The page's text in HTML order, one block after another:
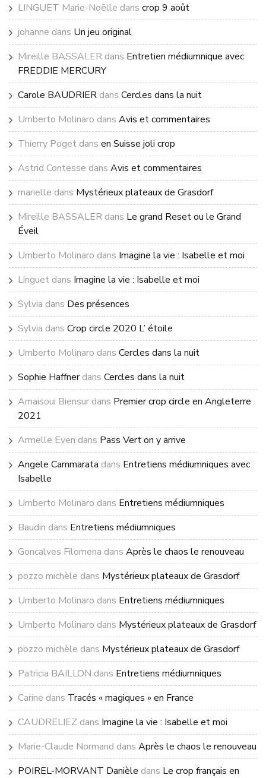
LINGUET Marie-Noëlle dans crop 9 août
johanne dans Un jeu original
Mireille BASSALER dans Entretien médiumnique avec
FREDDIE MERCURY
Carole BAUDRIER dans Cercles dans la nuit
Umberto Molinaro dans Avis et commentaires
Thierry Poget dans en Suisse joli crop
Astrid Contesse dans Avis et commentaires
marielle dans Mystérieux plateaux de Grasdorf
Mireille BASSALER dans Le grand Reset ou le Grand
Éveil
Umberto Molinaro dans Imagine la vie : Isabelle et moi
Linguet dans Imagine la vie : Isabelle et moi
Sylvia dans Des présences
Sylvia dans Crop circle 2020 L’ étoile
Umberto Molinaro dans Cercles dans la nuit
Sophie Haffnerdans Cercles dans la nuit
Amaisoui Biensur dans Premier crop circle en Angleterre
2021
Armelle Even dans Pass Vert on y arrive
Angele Cammarata dans Entretiens médiumniques avec
Isabelle
Umberto Molinaro dans Entretiens médiumniques
Baudin dans Entretiens médiumniques
Goncalves Filomena dans Après le chaos le renouveau
pozzo michèle dans Mystérieux plateaux de Grasdorf
Umberto Molinaro dans Entretiens médiumniques
Umberto Molinaro dans Mystérieux plateaux de Grasdorf
pozzo michèle dans Mystérieux plateaux de Grasdorf
Patricia BAILLON dans Entretiens médiumniques
Carine dans Tracés « magiques » en France
CAUDRELIEZ dans Imagine la vie : Isabelle et moi
Marie-Claude Normand dans Après le chaos le renouveau
POIREL-MORVANT Danièle dans Le crop français en